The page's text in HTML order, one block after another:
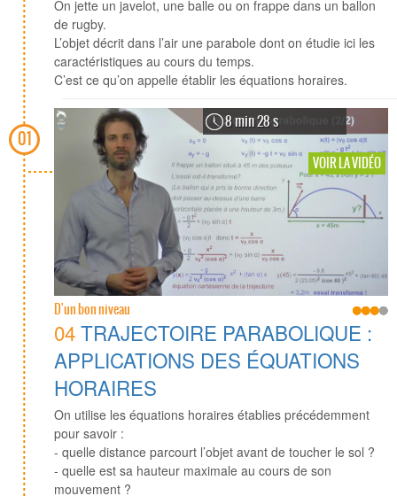
01
On jette un javelot, une balle ou on frappe dans un ballon
de rugby.
L’objet décrit dans l’air une parabole dont on étudie ici les
caractéristiques au cours du temps.
C’est ce qu’on appelle établir les équations horaires.
8 min 28 s
VOIR LA VIDÉO
D'un bon niveau
04TRAJECTOIRE PARABOLIQUE :
APPLICATIONS DES ÉQUATIONS
HORAIRES
On utilise les équations horaires établies précédemment
pour savoir :
- quelle distance parcourt l’objet avant de toucher le sol ?
- quelle est sa hauteur maximale au cours de son
mouvement ?